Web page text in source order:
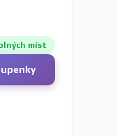
míst